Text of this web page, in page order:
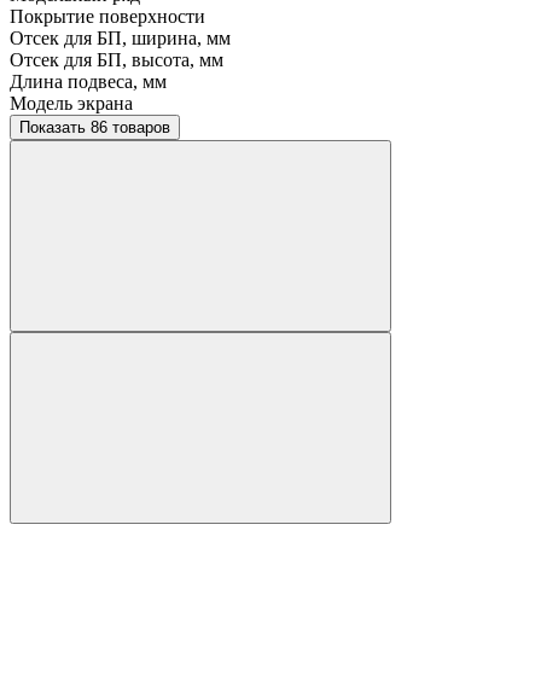
Покрытие поверхности
Отсек для БП, ширина, мм
Отсек для БП, высота, мм
Длина подвеса, мм
Модель экрана
Показать 86 товаров